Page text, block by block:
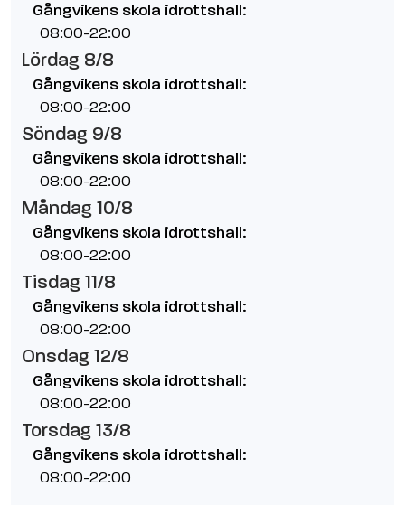
Gångvikens skola idrottshall:
08:00-22:00
Lördag 8/8
Gångvikens skola idrottshall:
08:00-22:00
Söndag 9/8
Gångvikens skola idrottshall:
08:00-22:00
Måndag 10/8
Gångvikens skola idrottshall:
08:00-22:00
Tisdag 11/8
Gångvikens skola idrottshall:
08:00-22:00
Onsdag 12/8
Gångvikens skola idrottshall:
08:00-22:00
Torsdag 13/8
Gångvikens skola idrottshall:
08:00-22:00